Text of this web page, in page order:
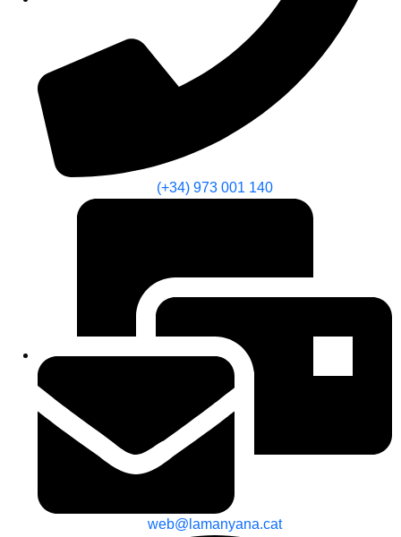
(+34) 973 001 140
web@lamanyana.cat